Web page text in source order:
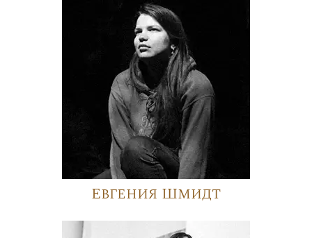
Евгения Шмидт